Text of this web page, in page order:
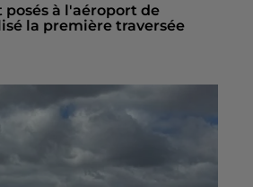
posés à l'aéroport de
la première traversée